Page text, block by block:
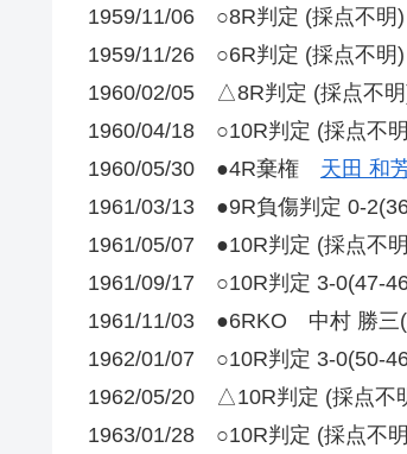
1959/11/06 ○8R判定 (採点不
1959/11/26 ○6R判定 (採点不
1960/02/05 △8R判定 (採点不
1960/04/18 ○10R判定 (採点不
1960/05/30 ●4R棄権 天田 和
1961/03/13 ●9R負傷判定 0-
1961/05/07 ●10R判定 (採点不
1961/09/17 ○10R判定 3-0(47-
1961/11/03 ●6RKO 中村 勝三(
1962/01/07 ○10R判定 3-0(50-
1962/05/20 △10R判定 (採点
1963/01/28 ○10R判定 (採点不